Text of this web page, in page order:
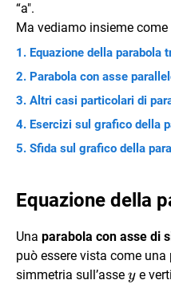
“a".
Ma vediamo insieme
Equazione della parabola
Parabola con asse
Altri casi particolari di
Esercizi sul grafico della
Sfida sul grafico della
Equazione della
Una parabola con asse di
può essere vista come
simmetria sull’asse y
ye